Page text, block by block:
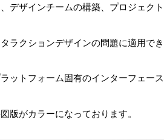
デザインチームの構築、プロジェク
ラクションデザインの問題に適用で
ットフォーム固有のインターフェー
版がカラーになっております。